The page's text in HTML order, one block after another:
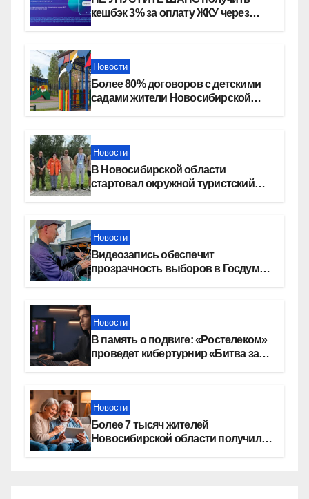
кешбэк 3% за оплату ЖКУ через
Новости
Более 80% договоров с детскими
садами жители Новосибирской
Новости
В Новосибирской области
стартовал окружной туристский
Новости
Видеозапись обеспечит
прозрачность выборов в Госдуму
Новости
В память о подвиге: «Ростелеком»
проведет кибертурнир «Битва за
Новости
Более 7 тысяч жителей
Новосибирской области получили